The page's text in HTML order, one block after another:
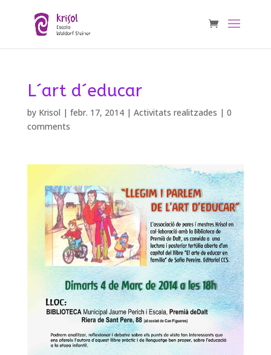
L´art d´educar
by Krisol | febr. 17, 2014| Activitats realitzades | 0
comments